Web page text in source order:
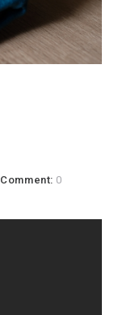
Comment: 0